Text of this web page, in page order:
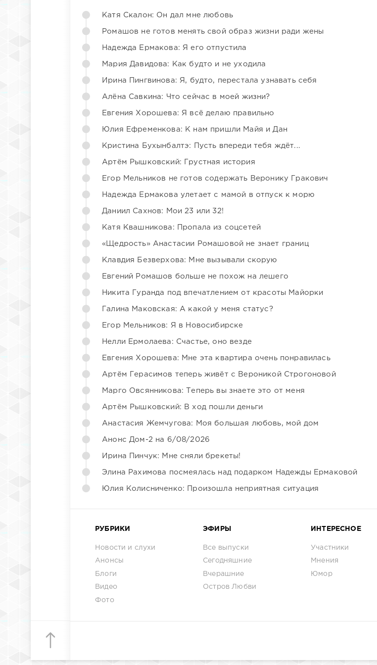
Катя Скалон: Он дал мне любовь
Ромашов не готов менять свой образ жизни ради жены
Надежда Ермакова: Я его отпустила
Мария Давидова: Как будто и не уходила
Ирина Пингвинова: Я, будто, перестала узнавать себя
Алёна Савкина: Что сейчас в моей жизни?
Евгения Хорошева: Я всё делаю правильно
Юлия Ефременкова: К нам пришли Майя и Дан
Кристина Бухынбалтэ: Пусть впереди тебя ждёт...
Артём Рышковский: Грустная история
Егор Мельников не готов содержать Веронику Гракович
Надежда Ермакова улетает с мамой в отпуск к морю
Даниил Сахнов: Мои 23 или 32!
Катя Квашникова: Пропала из соцсетей
«Щедрость» Анастасии Ромашовой не знает границ
Клавдия Безверхова: Мне вызывали скорую
Евгений Ромашов больше не похож на лешего
Никита Гуранда под впечатлением от красоты Майорки
Галина Маковская: А какой у меня статус?
Егор Мельников: Я в Новосибирске
Нелли Ермолаева: Счастье, оно везде
Евгения Хорошева: Мне эта квартира очень понравилась
Артём Герасимов теперь живёт с Вероникой Строгоновой
Марго Овсянникова: Теперь вы знаете это от меня
Артём Рышковский: В ход пошли деньги
Анастасия Жемчугова: Моя большая любовь, мой дом
Анонс Дом-2 на 6/08/2026
Ирина Пинчук: Мне сняли брекеты!
Элина Рахимова посмеялась над подарком Надежды Ермаковой
Юлия Колисниченко: Произошла неприятная ситуация
РУБРИКИ
Новости и слухи
Анонсы
Блоги
Видео
Фото
ЭФИРЫ
Все выпуски
Сегодняшние
Вчерашние
Остров Любви
ИНТЕРЕСНОЕ
Участники
Мнения
Юмор